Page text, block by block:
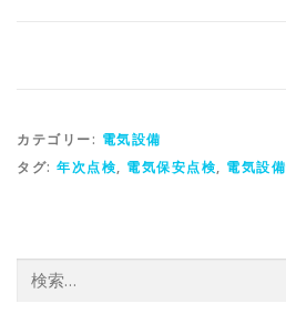
カテゴリー: 電気設備
タグ: 年次点検, 電気保安点検, 電気設
索: